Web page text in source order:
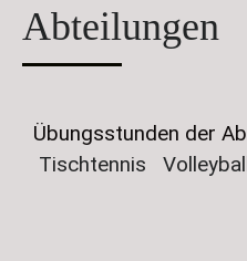
Abteilungen
Übungsstunden der
Tischtennis